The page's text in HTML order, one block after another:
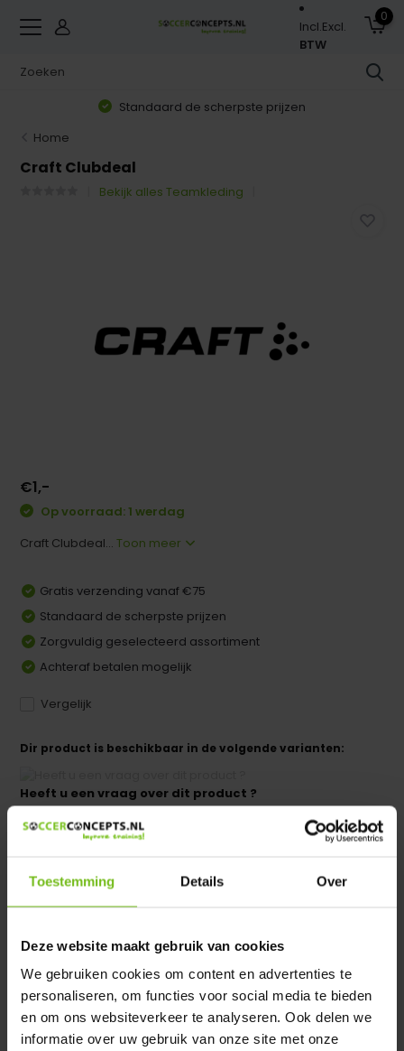
Toestemming Details Over
Deze website maakt gebruik van cookies
We gebruiken cookies om content en advertenties te
personaliseren, om functies voor social media te bieden
en om ons websiteverkeer te analyseren. Ook delen we
informatie over uw gebruik van onze site met onze
Incl.Excl.
BTW
0
Standaard de scherpste prijzen
Home
Craft Clubdeal
Bekijk alles Teamkleding
€1,-
Op voorraad: 1 werdag
Craft Clubdeal...Toon meer
Gratis verzending vanaf €75
Standaard de scherpste prijzen
Zorgvuldig geselecteerd assortiment
Achteraf betalen mogelijk
Vergelijk
Dir product is beschikbaar in de volgende varianten:
Heeft u een vraag over dit product ?
We helpen u graag met meer informatie
Productomschrijving
Specificaties
Reviews